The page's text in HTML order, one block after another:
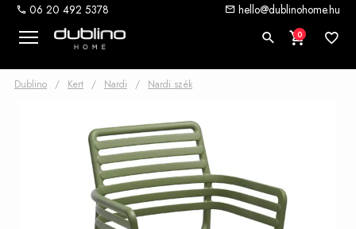
06 20 492 5378 hello@dublinohome.hu
0
Dublino / Kert / Nardi / Nardi szék